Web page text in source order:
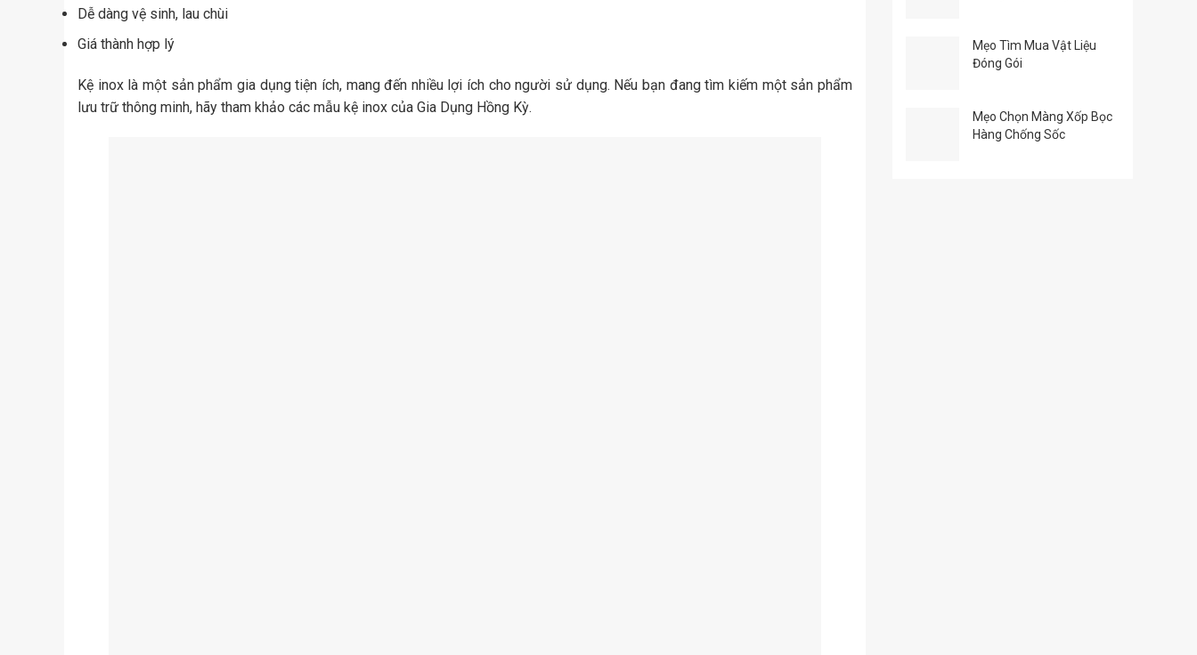
Dễ dàng vệ sinh, lau chùi
Giá thành hợp lý
Kệ inox là một sản phẩm gia dụng tiện ích, mang đến nhiều lợi ích cho người sử dụng. Nếu bạn đang tìm kiếm một sản phẩm
lưu trữ thông minh, hãy tham khảo các mẫu kệ inox của Gia Dụng Hồng Kỳ.
Mẹo Tìm Mua Vật Liệu
Đóng Gói
Mẹo Chọn Màng Xốp Bọc
Hàng Chống Sốc